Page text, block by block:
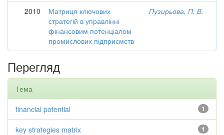
2010
Матриця ключових
стратегій в управлінні
фінансовим потенціалом
промислових підприємств
Пузирьова, П. В.
Перегляд
Тема
1
financial potential
1
key strategies matrix